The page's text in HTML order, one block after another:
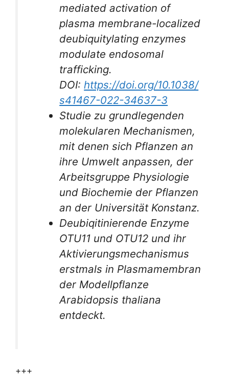
mediated activation of
plasma membrane-localized
deubiquitylating enzymes
modulate endosomal
trafficking.
DOI:https://doi.org/10.1038/
s41467-022-34637-3
Studie zu grundlegenden
molekularen Mechanismen,
mit denen sich Pflanzen an
ihre Umwelt anpassen, der
Arbeitsgruppe Physiologie
und Biochemie der Pflanzen
an der Universität Konstanz.
Deubiqitinierende Enzyme
OTU11 und OTU12 und ihr
Aktivierungsmechanismus
erstmals in Plasmamembran
der Modellpflanze
Arabidopsis thaliana
entdeckt.
+++